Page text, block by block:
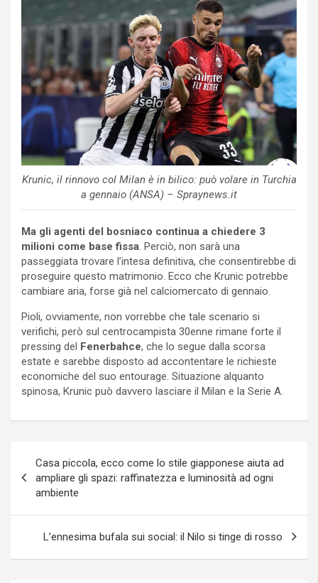
Krunic, il rinnovo col Milan è in bilico: può volare in Turchia
a gennaio (ANSA) – Spraynews.it
Ma gli agenti del bosniaco continua a chiedere 3
milioni come base fissa . Perciò, non sarà una
passeggiata trovare l’intesa definitiva, che consentirebbe di
proseguire questo matrimonio. Ecco che Krunic potrebbe
cambiare aria, forse già nel calciomercato di gennaio.
Pioli, ovviamente, non vorrebbe che tale scenario si
verifichi, però sul centrocampista 30enne rimane forte il
pressing del Fenerbahce, che lo segue dalla scorsa
estate e sarebbe disposto ad accontentare le richieste
economiche del suo entourage. Situazione alquanto
spinosa, Krunic può davvero lasciare il Milan e la Serie A.
articoli
Casa piccola, ecco come lo stile giapponese aiuta ad
ampliare gli spazi: raffinatezza e luminosità ad ogni
ambiente
L’ennesima bufala sui social: il Nilo si tinge di rosso